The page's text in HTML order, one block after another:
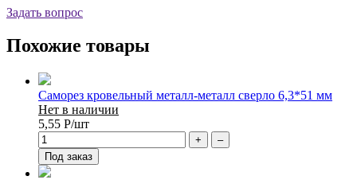
Задать вопрос
Похожие товары
Саморез кровельный металл-металл сверло 6,3*51 мм
Нет в наличии
5,55 Р/шт
+
–
Под заказ